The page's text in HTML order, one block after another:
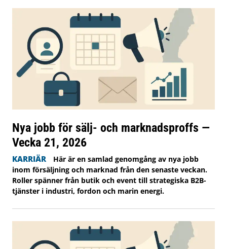
Nya jobb för sälj- och marknadsproffs —
Vecka 21, 2026
KARRIÄR
Här är en samlad genomgång av nya jobb
inom försäljning och marknad från den senaste veckan.
Roller spänner från butik och event till strategiska B2B-
tjänster i industri, fordon och marin energi.